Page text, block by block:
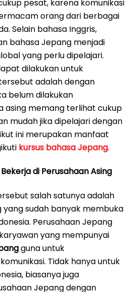
pesat, karena komunikasi
orang dari berbagai
Selain bahasa Inggris,
bahasa Jepang menjadi
yang perlu dipelajari.
dilakukan untuk
adalah dengan
belum dilakukan
asing memang terlihat cukup
mudah jika dipelajari dengan
ini merupakan manfaat
kursus bahasa Jepang.
di Perusahaan Asing
salah satunya adalah
sudah banyak membuka
Perusahaan Jepang
yang mempunyai
guna untuk
Tidak hanya untuk
biasanya juga
Jepang dengan